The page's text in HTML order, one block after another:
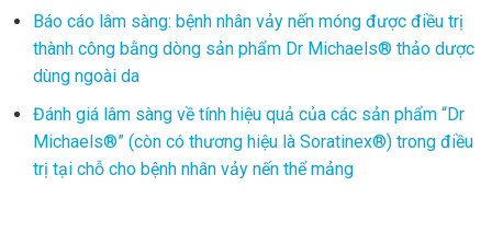
Báo cáo lâm sàng: bệnh nhân vảy nến móng được điều trị
thành công bằng dòng sản phẩm Dr Michaels® thảo dược
dùng ngoài da
Đánh giá lâm sàng về tính hiệu quả của các sản phẩm “Dr
Michaels®” (còn có thương hiệu là Soratinex®) trong điều
trị tại chỗ cho bệnh nhân vảy nến thể mảng